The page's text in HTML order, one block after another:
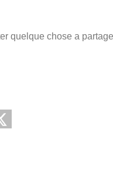
quelque chose a